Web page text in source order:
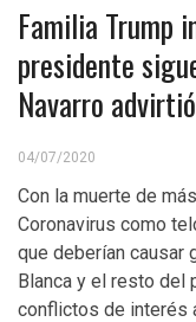
Familia Trump
presidente
Navarro
04/07/2020
Con la muerte de
Coronavirus como
que deberían causar
Blanca y el resto del
conflictos de interés